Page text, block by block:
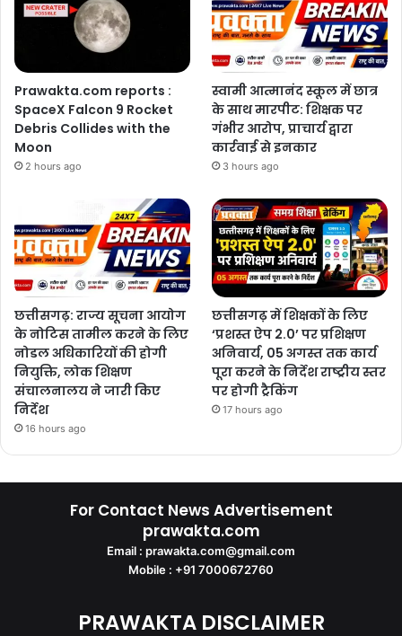
Prawakta.com reports :
SpaceX Falcon 9 Rocket
Debris Collides with the
Moon
2 hours ago
स्वामी आत्मानंद स्कूल में छात्र
के साथ मारपीट: शिक्षक पर
गंभीर आरोप, प्राचार्य द्वारा
कार्रवाई से इनकार
3 hours ago
छत्तीसगढ़: राज्य सूचना आयोग
के नोटिस तामील करने के लिए
नोडल अधिकारियों की होगी
नियुक्ति, लोक शिक्षण
संचालनालय ने जारी किए
निर्देश
16 hours ago
छत्तीसगढ़ में शिक्षकों के लिए
‘प्रशस्त ऐप 2.0’ पर प्रशिक्षण
अनिवार्य, 05 अगस्त तक कार्य
पूरा करने के निर्देश राष्ट्रीय स्तर
पर होगी ट्रैकिंग
17 hours ago
For Contact News Advertisement
prawakta.com
Email : prawakta.com@gmail.com
Mobile : +91 7000672760
PRAWAKTA DISCLAIMER